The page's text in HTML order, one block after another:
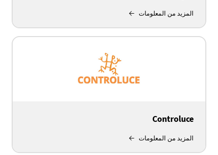
المزيد من المعلومات
Controluce
المزيد من المعلومات